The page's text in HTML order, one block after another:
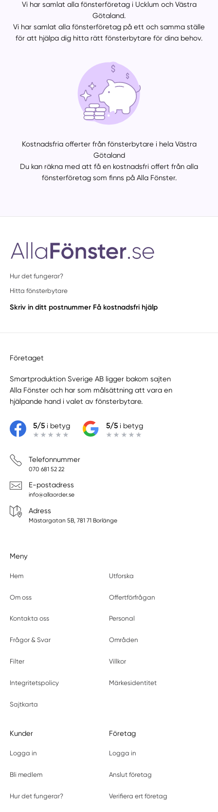
Vi har samlat alla fönsterföretag i Ucklum och Västra
Götaland.
Vi har samlat alla fönsterföretag på ett och samma ställe
för att hjälpa dig hitta rätt fönsterbytare för dina behov.
Kostnadsfria offerter från fönsterbytare i hela Västra
Götaland
Du kan räkna med att få en kostnadsfri offert från alla
fönsterföretag som finns på Alla Fönster.
Hur det fungerar?
Hitta fönsterbytare
Skriv in ditt postnummer Få kostnadsfri hjälp
Företaget
Smartproduktion Sverige AB ligger bakom sajten
Alla Fönster och har som målsättning att vara en
hjälpande hand i valet av fönsterbytare.
5/5i betyg 5/5i betyg
Telefonnummer
070 681 52 22
E-postadress
info@allaorder.se
Adress
Mästargatan 5B, 781 71 Borlänge
Meny
Hem Utforska
Om oss Offertförfrågan
Kontakta oss Personal
Frågor & Svar Områden
Filter Villkor
Integritetspolicy Märkesidentitet
Sajtkarta
Kunder
Logga in
Bli medlem
Hur det fungerar?
Företag
Logga in
Anslut företag
Verifiera ert företag